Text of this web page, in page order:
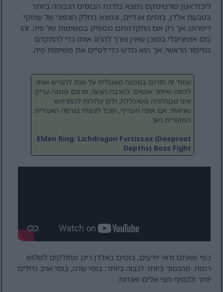
ליכדראגון פורטיסקס נמצא בדרגת הבוסים הגבוהה ביותר
בטבעת אלדן, בוסים אגדיים, ונמצא בחלק הצפוני של עומקי
דיפרוט, אך רק אם התקדמתם מספיק במשימות של פיה. זהו
בוס אופציונלי במובן שאין צורך להרוג אותו כדי להתקדם
בסיפור הראשי, אך הוא נדרש כדי לסיים את משימות פיה.
עמוד זה תורגם במכונה מאנגלית על מנת להנגיש אותו
לכמה שיותר אנשים. למרבה הצער, תרגום מכונה עדיין
אינו טכנולוגיה משוכללת, ולכן עלולות להתרחש
שגיאות. אם אתה מעדיף, תוכל לצפות בגרסה האנגלית
המקורית כאן:
Elden Ring: Lichdragon Fortissax (Deeproot
Depths) Boss Fight
כפי שאתם ודאי יודעים, בוסים באלדן רינג מחולקים לשלוש
רמות. מהנמוך ביותר לגבוה ביותר: בוסי שדה, בוסי אויב גדולים
יותר ולבסוף חצי אלים ואגדות.